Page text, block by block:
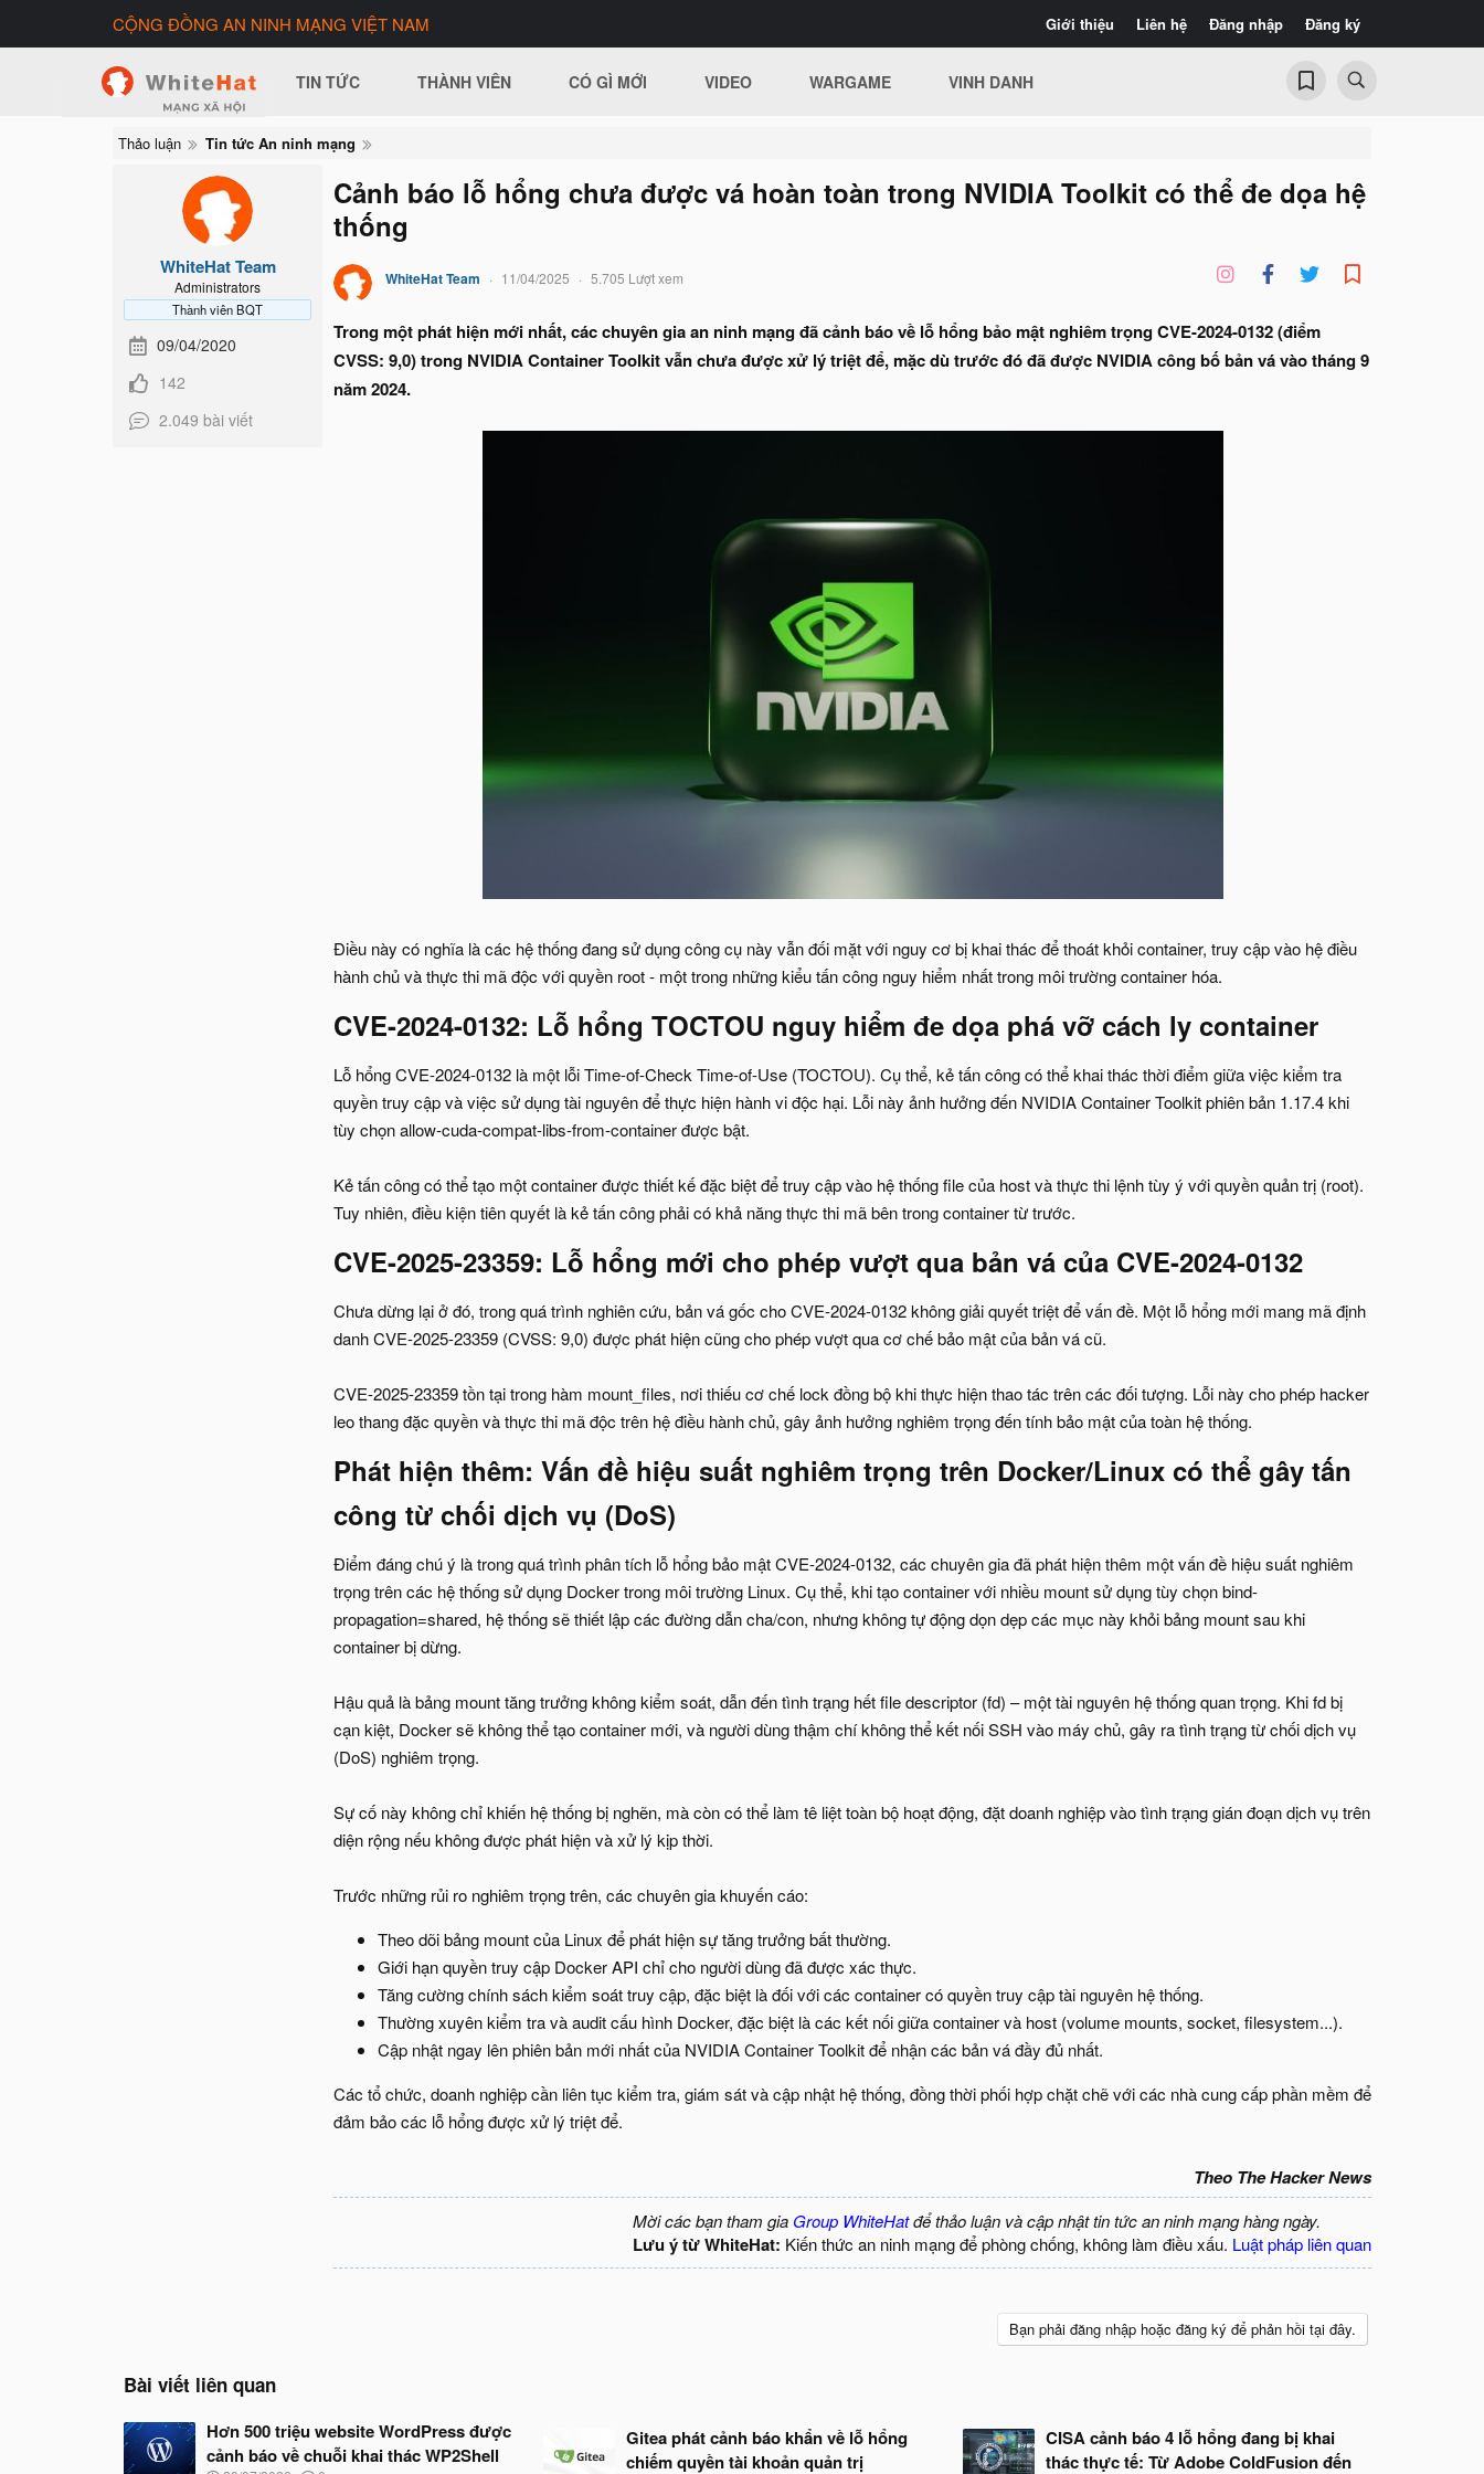
Giới thiệu Liên hệ Đăng nhập Đăng ký
CỘNG ĐỒNG AN NINH MẠNG VIỆT NAM
TIN TỨC THÀNH VIÊN CÓ GÌ MỚI VIDEO WARGAME VINH DANH
Thảo luận Tin tức An ninh mạng
WhiteHat Team
Administrators
Thành viên BQT
09/04/2020
142
2.049 bài viết
Cảnh báo lỗ hổng chưa được vá hoàn toàn trong NVIDIA Toolkit có thể đe dọa hệ
thống
WhiteHat Team 11/04/2025 5.705 Lượt xem
Trong một phát hiện mới nhất, các chuyên gia an ninh mạng đã cảnh báo về lỗ hổng bảo mật nghiêm trọng CVE-2024-0132 (điểm
CVSS: 9,0) trong NVIDIA Container Toolkit vẫn chưa được xử lý triệt để, mặc dù trước đó đã được NVIDIA công bố bản vá vào tháng 9
năm 2024.
Điều này có nghĩa là các hệ thống đang sử dụng công cụ này vẫn đối mặt với nguy cơ bị khai thác để thoát khỏi container, truy cập vào hệ điều
hành chủ và thực thi mã độc với quyền root - một trong những kiểu tấn công nguy hiểm nhất trong môi trường container hóa.
CVE-2024-0132: Lỗ hổng TOCTOU nguy hiểm đe dọa phá vỡ cách ly container​
Lỗ hổng CVE-2024-0132 là một lỗi Time-of-Check Time-of-Use (TOCTOU). Cụ thể, kẻ tấn công có thể khai thác thời điểm giữa việc kiểm tra
quyền truy cập và việc sử dụng tài nguyên để thực hiện hành vi độc hại. Lỗi này ảnh hưởng đến NVIDIA Container Toolkit phiên bản 1.17.4 khi
tùy chọn allow-cuda-compat-libs-from-container được bật.
Kẻ tấn công có thể tạo một container được thiết kế đặc biệt để truy cập vào hệ thống file của host và thực thi lệnh tùy ý với quyền quản trị (root).
Tuy nhiên, điều kiện tiên quyết là kẻ tấn công phải có khả năng thực thi mã bên trong container từ trước.
CVE-2025-23359: Lỗ hổng mới cho phép vượt qua bản vá của CVE-2024-0132​
Chưa dừng lại ở đó, trong quá trình nghiên cứu, bản vá gốc cho CVE-2024-0132 không giải quyết triệt để vấn đề. Một lỗ hổng mới mang mã định
danh CVE-2025-23359 (CVSS: 9,0) được phát hiện cũng cho phép vượt qua cơ chế bảo mật của bản vá cũ.
CVE-2025-23359 tồn tại trong hàm mount_files, nơi thiếu cơ chế lock đồng bộ khi thực hiện thao tác trên các đối tượng. Lỗi này cho phép hacker
leo thang đặc quyền và thực thi mã độc trên hệ điều hành chủ, gây ảnh hưởng nghiêm trọng đến tính bảo mật của toàn hệ thống.
Phát hiện thêm: Vấn đề hiệu suất nghiêm trọng trên Docker/Linux có thể gây tấn
công từ chối dịch vụ (DoS)​
Điểm đáng chú ý là trong quá trình phân tích lỗ hổng bảo mật CVE-2024-0132, các chuyên gia đã phát hiện thêm một vấn đề hiệu suất nghiêm
trọng trên các hệ thống sử dụng Docker trong môi trường Linux. Cụ thể, khi tạo container với nhiều mount sử dụng tùy chọn bind-
propagation=shared, hệ thống sẽ thiết lập các đường dẫn cha/con, nhưng không tự động dọn dẹp các mục này khỏi bảng mount sau khi
container bị dừng.
Hậu quả là bảng mount tăng trưởng không kiểm soát, dẫn đến tình trạng hết file descriptor (fd) – một tài nguyên hệ thống quan trọng. Khi fd bị
cạn kiệt, Docker sẽ không thể tạo container mới, và người dùng thậm chí không thể kết nối SSH vào máy chủ, gây ra tình trạng từ chối dịch vụ
(DoS) nghiêm trọng.
Sự cố này không chỉ khiến hệ thống bị nghẽn, mà còn có thể làm tê liệt toàn bộ hoạt động, đặt doanh nghiệp vào tình trạng gián đoạn dịch vụ trên
diện rộng nếu không được phát hiện và xử lý kịp thời.
Trước những rủi ro nghiêm trọng trên, các chuyên gia khuyến cáo:
Theo dõi bảng mount của Linux để phát hiện sự tăng trưởng bất thường.
Giới hạn quyền truy cập Docker API chỉ cho người dùng đã được xác thực.
Tăng cường chính sách kiểm soát truy cập, đặc biệt là đối với các container có quyền truy cập tài nguyên hệ thống.
Thường xuyên kiểm tra và audit cấu hình Docker, đặc biệt là các kết nối giữa container và host (volume mounts, socket, filesystem...).
Cập nhật ngay lên phiên bản mới nhất của NVIDIA Container Toolkit để nhận các bản vá đầy đủ nhất.
Các tổ chức, doanh nghiệp cần liên tục kiểm tra, giám sát và cập nhật hệ thống, đồng thời phối hợp chặt chẽ với các nhà cung cấp phần mềm để
đảm bảo các lỗ hổng được xử lý triệt để.
Theo The Hacker News
Mời các bạn tham gia Group WhiteHatđể thảo luận và cập nhật tin tức an ninh mạng hàng ngày.
Lưu ý từ WhiteHat: Kiến thức an ninh mạng để phòng chống, không làm điều xấu. Luật pháp liên quan
Bạn phải đăng nhập hoặc đăng ký để phản hồi tại đây.
Bài viết liên quan
Hơn 500 triệu website WordPress được
cảnh báo về chuỗi khai thác WP2Shell
Gitea phát cảnh báo khẩn về lỗ hổng
chiếm quyền tài khoản quản trị
CISA cảnh báo 4 lỗ hổng đang bị khai
thác thực tế: Từ Adobe ColdFusion đến